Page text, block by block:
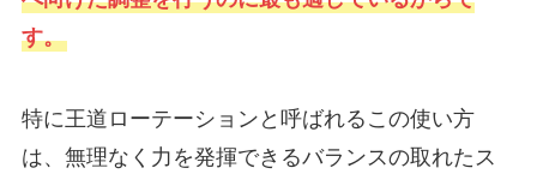
す。
特に王道ローテーションと呼ばれるこの使い方
は、無理なく力を発揮できるバランスの取れたス